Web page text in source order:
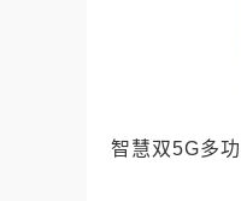
智慧双5G多